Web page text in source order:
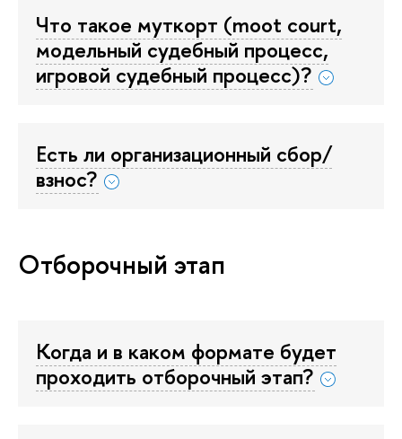
Что такое муткорт (moot court,
модельный судебный процесс,
игровой судебный процесс)?
Есть ли организационный сбор/
взнос?
Отборочный этап
Когда и в каком формате будет
проходить отборочный этап?